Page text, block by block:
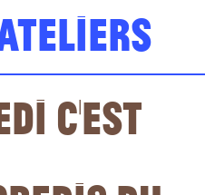
c’est